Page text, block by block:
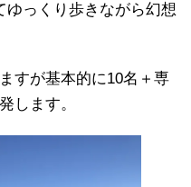
ゆっくり歩きながら幻想
すが基本的に10名＋専
します。